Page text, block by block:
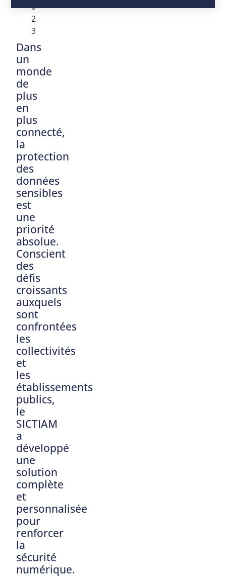
0
2
3
Dans
un
monde
de
plus
en
plus
connecté,
la
protection
des
données
sensibles
est
une
priorité
absolue.
Conscient
des
défis
croissants
auxquels
sont
confrontées
les
collectivités
et
les
établissements
publics,
le
SICTIAM
a
développé
une
solution
complète
et
personnalisée
pour
renforcer
la
sécurité
numérique.